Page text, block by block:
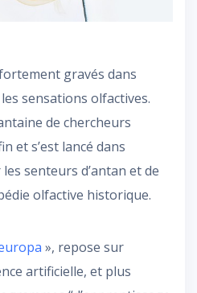
gravés dans
sensations olfactives.
de chercheurs
et s’est lancé dans
senteurs d’antan et de
olfactive historique.
», repose sur
artificielle, et plus